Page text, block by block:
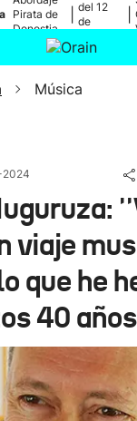
Pirata de
Donostia
del 12
de
Actualidad
Ikusmiran
Eguraldia
Música
2024
viaje
que he
40